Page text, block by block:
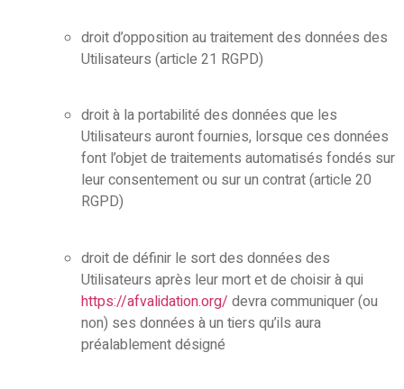
droit d’opposition au traitement des données des
Utilisateurs (article 21 RGPD)
droit à la portabilité des données que les
Utilisateurs auront fournies, lorsque ces données
font l’objet de traitements automatisés fondés sur
leur consentement ou sur un contrat (article 20
RGPD)
droit de définir le sort des données des
Utilisateurs après leur mort et de choisir à qui
https://afvalidation.org/ devra communiquer (ou
non) ses données à un tiers qu’ils aura
préalablement désigné